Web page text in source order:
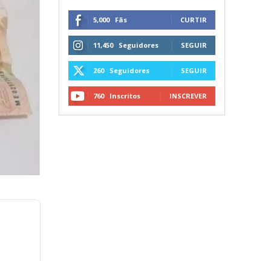
5,000 Fãs CURTIR
11,450 Seguidores SEGUIR
260 Seguidores SEGUIR
760 Inscritos INSCREVER